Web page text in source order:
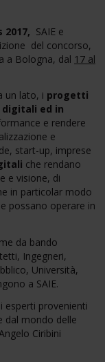
2017, SAIE e
del concorso,
a Bologna, dal 17 al
un lato, i progetti
ed in
e rendere
e
start-up, imprese
che rendano
e visione, di
in particolar modo
possano operare in
da bando
Ingegneri,
Università,
a SAIE.
esperti provenienti
dal mondo delle
Ciribini